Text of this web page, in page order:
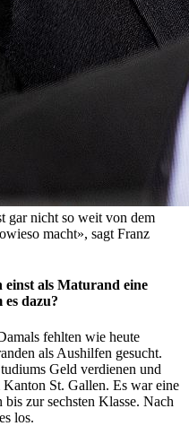
gar nicht so weit von dem
macht», sagt Franz
als Maturand eine
dazu?
fehlten wie heute
als Aushilfen gesucht.
Geld verdienen und
St. Gallen. Es war eine
zur sechsten Klasse. Nach
los.